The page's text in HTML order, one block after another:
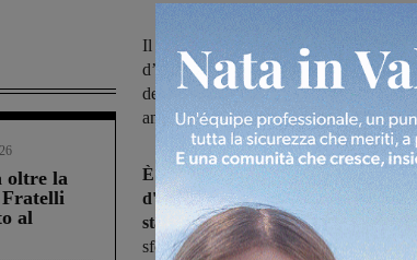
oltre la
Fratelli
al
Il giovane è stato arrestato per
d’armi mentre stava sfondando la
dell’abitazione di Rignano dove
angherie e le vessazioni da parte del
È stato arrestato per stalking,
d'armi. Si tratta di un fiorentino di
stazione di Rignanohanno colto in
sfondando la vetrata della porta